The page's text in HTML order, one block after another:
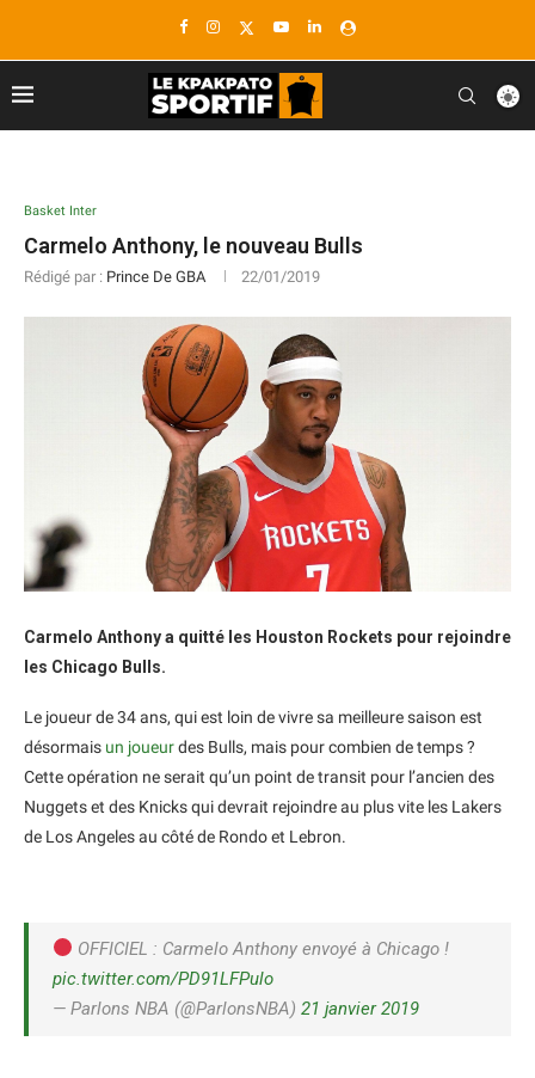
Basket Inter
Carmelo Anthony, le nouveau Bulls
Rédigé par : Prince De GBA 22/01/2019
Carmelo Anthony a quitté les Houston Rockets pour rejoindre
les Chicago Bulls.
Le joueur de 34 ans, qui est loin de vivre sa meilleure saison est
désormais un joueurdes Bulls, mais pour combien de temps ?
Cette opération ne serait qu’un point de transit pour l’ancien des
Nuggets et des Knicks qui devrait rejoindre au plus vite les Lakers
de Los Angeles au côté de Rondo et Lebron.
OFFICIEL : Carmelo Anthony envoyé à Chicago !
pic.twitter.com/PD91LFPulo
— Parlons NBA (@ParlonsNBA) 21 janvier 2019